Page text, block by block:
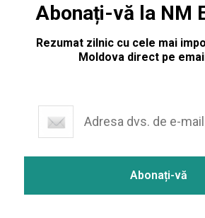
Abonați-vă la NM
Rezumat zilnic cu cele mai
Moldova direct pe